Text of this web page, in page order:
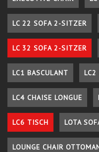
LC 22 SOFA 2-SITZER
LC 32 SOFA 2-SITZER
LC1 BASCULANT LC2
LC4 CHAISE LONGUE
LC6 TISCH LOTA
LOUNGE CHAIR